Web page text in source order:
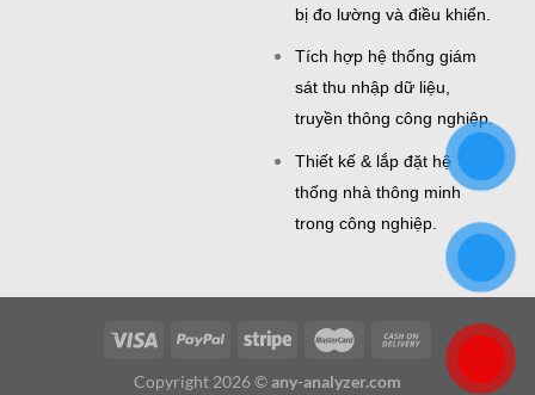
bị đo lường và điều khiển.
Tích hợp hệ thống giám
sát thu nhập dữ liệu,
truyền thông công nghiệp.
Thiết kế & lắp đặt hệ
thống nhà thông minh
trong công nghiệp.
Copyright 2026 ©any-analyzer.com